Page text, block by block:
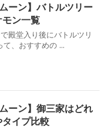
ーン】バトルツリー
ン一覧
殿堂入り後にバトルツリ
て、おすすめの ...
ーン】御三家はどれ
イプ比較